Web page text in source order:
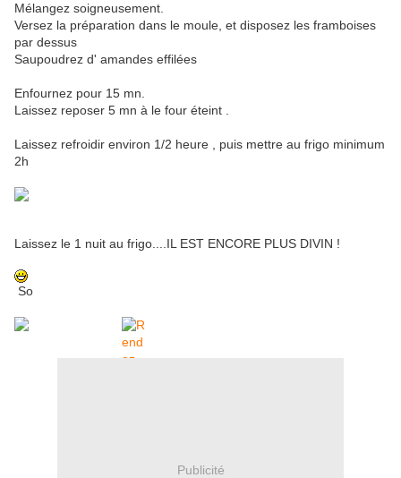
Mélangez soigneusement.
Versez la préparation dans le moule, et disposez les framboises
par dessus
Saupoudrez d' amandes effilées
Enfournez pour 15 mn.
Laissez reposer 5 mn à le four éteint .
Laissez refroidir environ 1/2 heure , puis mettre au frigo minimum
2h
Laissez le 1 nuit au frigo....IL EST ENCORE PLUS DIVIN !
So
Publicité